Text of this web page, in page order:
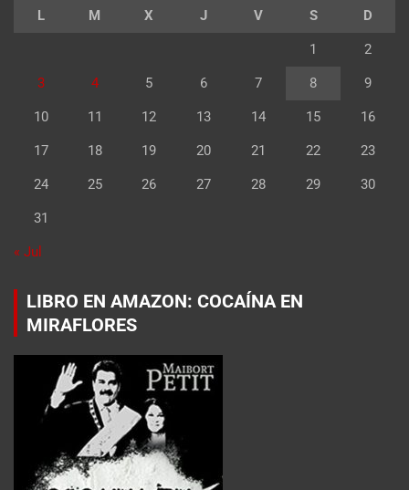
L M X J V S D
1 2
3 4 5 6 7 8 9
10 11 12 13 14 15 16
17 18 19 20 21 22 23
24 25 26 27 28 29 30
31
« Jul
LIBRO EN AMAZON: COCAÍNA EN
MIRAFLORES